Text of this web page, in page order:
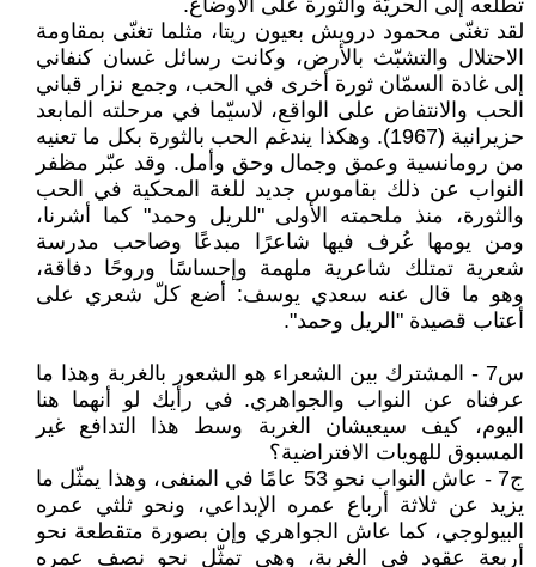
تطلّعه إلى الحريّة والثورة على الأوضاع.
لقد تغنّى محمود درويش بعيون ريتا، مثلما تغنّى بمقاومة
الاحتلال والتشبّث بالأرض، وكانت رسائل غسان كنفاني
إلى غادة السمّان ثورة أخرى في الحب، وجمع نزار قباني
الحب والانتفاض على الواقع، لاسيّما في مرحلته المابعد
حزيرانية (1967). وهكذا يندغم الحب بالثورة بكل ما تعنيه
من رومانسية وعمق وجمال وحق وأمل. وقد عبّر مظفر
النواب عن ذلك بقاموس جديد للغة المحكية في الحب
والثورة، منذ ملحمته الأولى "للريل وحمد" كما أشرنا،
ومن يومها عُرف فيها شاعرًا مبدعًا وصاحب مدرسة
شعرية تمتلك شاعرية ملهمة وإحساسًا وروحًا دفاقة،
وهو ما قال عنه سعدي يوسف: أضع كلّ شعري على
أعتاب قصيدة "الريل وحمد".
س7 - المشترك بين الشعراء هو الشعور بالغربة وهذا ما
عرفناه عن النواب والجواهري. في رأيك لو أنهما هنا
اليوم، كيف سيعيشان الغربة وسط هذا التدافع غير
المسبوق للهويات الافتراضية؟
ج7 - عاش النواب نحو 53 عامًا في المنفى، وهذا يمثّل ما
يزيد عن ثلاثة أرباع عمره الإبداعي، ونحو ثلثي عمره
البيولوجي، كما عاش الجواهري وإن بصورة متقطعة نحو
أربعة عقود في الغربة، وهي تمثّل نحو نصف عمره